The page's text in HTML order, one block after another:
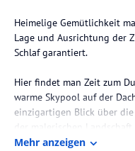
Heimelige Gemütlichkeit
Lage und Ausrichtung der
Schlaf garantiert.
Hier findet man Zeit zum
warme Skypool auf der
einzigartigen Blick über
der malerischen Landschaft
Mehr anzeigen